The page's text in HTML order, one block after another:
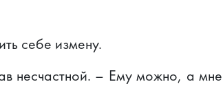
себе измену.
несчастной. – Ему можно, а мне